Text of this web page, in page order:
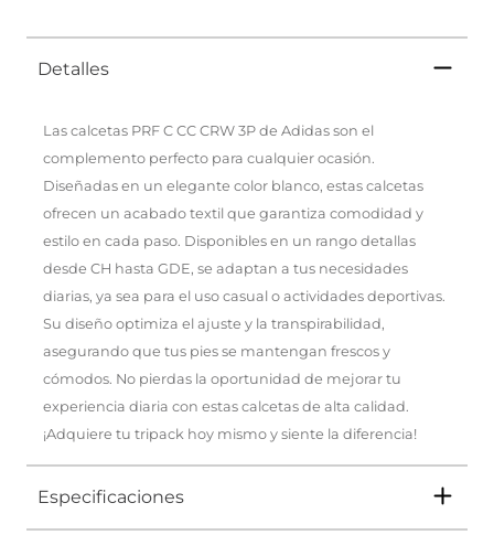
Detalles
Las calcetas PRF C CC CRW 3P de Adidas son el
complemento perfecto para cualquier ocasión.
Diseñadas en un elegante color blanco, estas calcetas
ofrecen un acabado textil que garantiza comodidad y
estilo en cada paso. Disponibles en un rango detallas
desde CH hasta GDE, se adaptan a tus necesidades
diarias, ya sea para el uso casual o actividades deportivas.
Su diseño optimiza el ajuste y la transpirabilidad,
asegurando que tus pies se mantengan frescos y
cómodos. No pierdas la oportunidad de mejorar tu
experiencia diaria con estas calcetas de alta calidad.
¡Adquiere tu tripack hoy mismo y siente la diferencia!
Especificaciones